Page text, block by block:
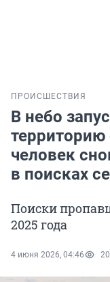
ПРОИСШЕСТВИЯ
В небо
территорию
человек
в поисках
Поиски
2025 года
4 июня 2026, 04:46